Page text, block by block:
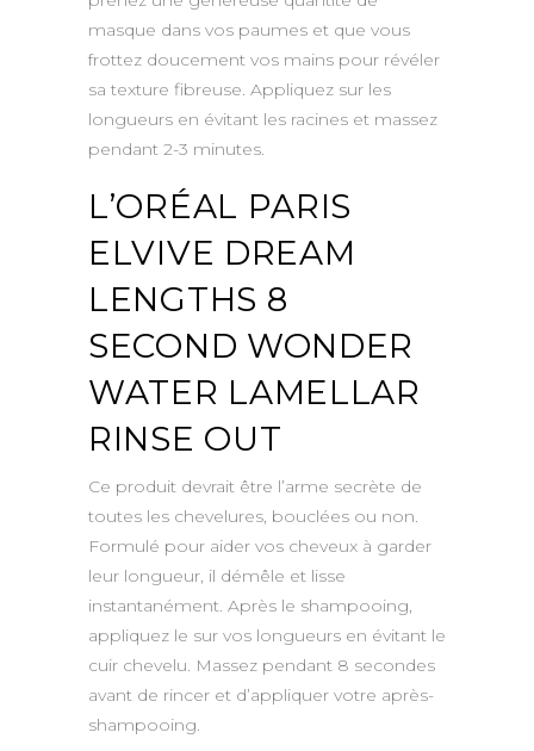
masque dans vos paumes et que vous
frottez doucement vos mains pour révéler
sa texture fibreuse. Appliquez sur les
longueurs en évitant les racines et massez
pendant 2-3 minutes.
L’ORÉAL PARIS
ELVIVE DREAM
LENGTHS 8
SECOND WONDER
WATER LAMELLAR
RINSE OUT
Ce produit devrait être l’arme secrète de
toutes les chevelures, bouclées ou non.
Formulé pour aider vos cheveux à garder
leur longueur, il démêle et lisse
instantanément. Après le shampooing,
appliquez le sur vos longueurs en évitant le
cuir chevelu. Massez pendant 8 secondes
avant de rincer et d’appliquer votre après-
shampooing.